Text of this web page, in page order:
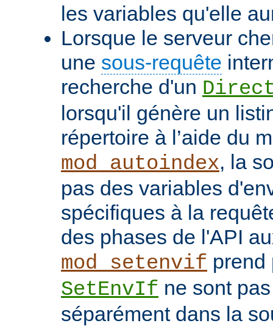
les variables qu'elle
Lorsque le serveur
une sous-requête
recherche d'un
lorsqu'il génère un
répertoire à l’aide du
mod_autoindex, la
pas des variables
spécifiques à la
des phases de l'API
mod_setenvif prend
SetEnvIf ne sont
séparément dans la